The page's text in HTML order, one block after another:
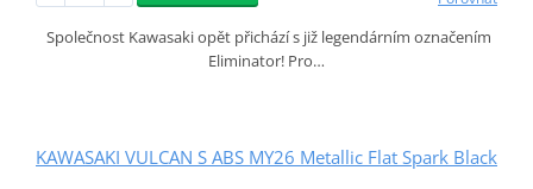
Společnost Kawasaki opět přichází s již legendárním označením
Eliminator! Pro…
KAWASAKI VULCAN S ABS MY26 Metallic Flat Spark Black